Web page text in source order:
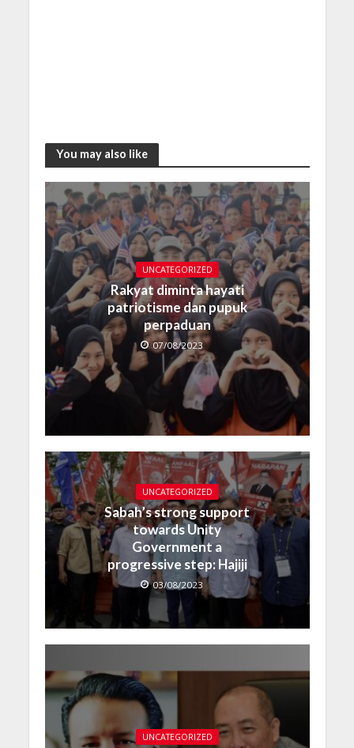
You may also like
UNCATEGORIZED
Rakyat diminta hayati
patriotisme dan pupuk
perpaduan
07/08/2023
UNCATEGORIZED
Sabah’s strong support
towards Unity
Government a
progressive step: Hajiji
03/08/2023
UNCATEGORIZED